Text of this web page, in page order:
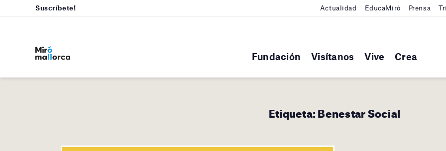
Fundación Visítanos Vive Crea
Suscríbete! Actualidad EducaMiró Prensa
Etiqueta:Benestar Social